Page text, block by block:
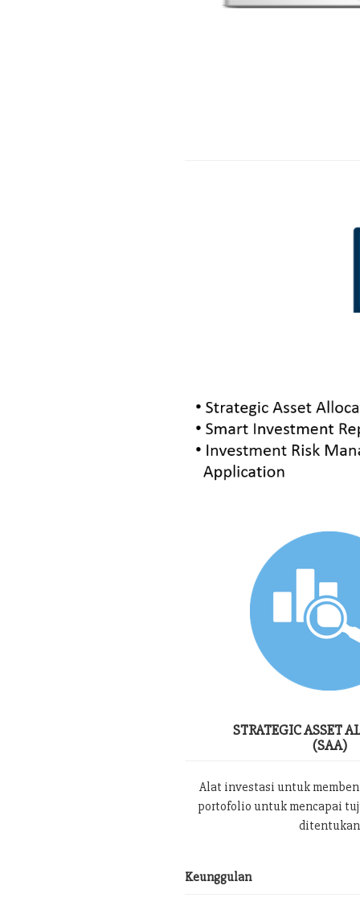
STRATEGIC ASSET
(SAA)
Alat investasi untuk
portofolio untuk mencapai
ditentukan
Keunggulan